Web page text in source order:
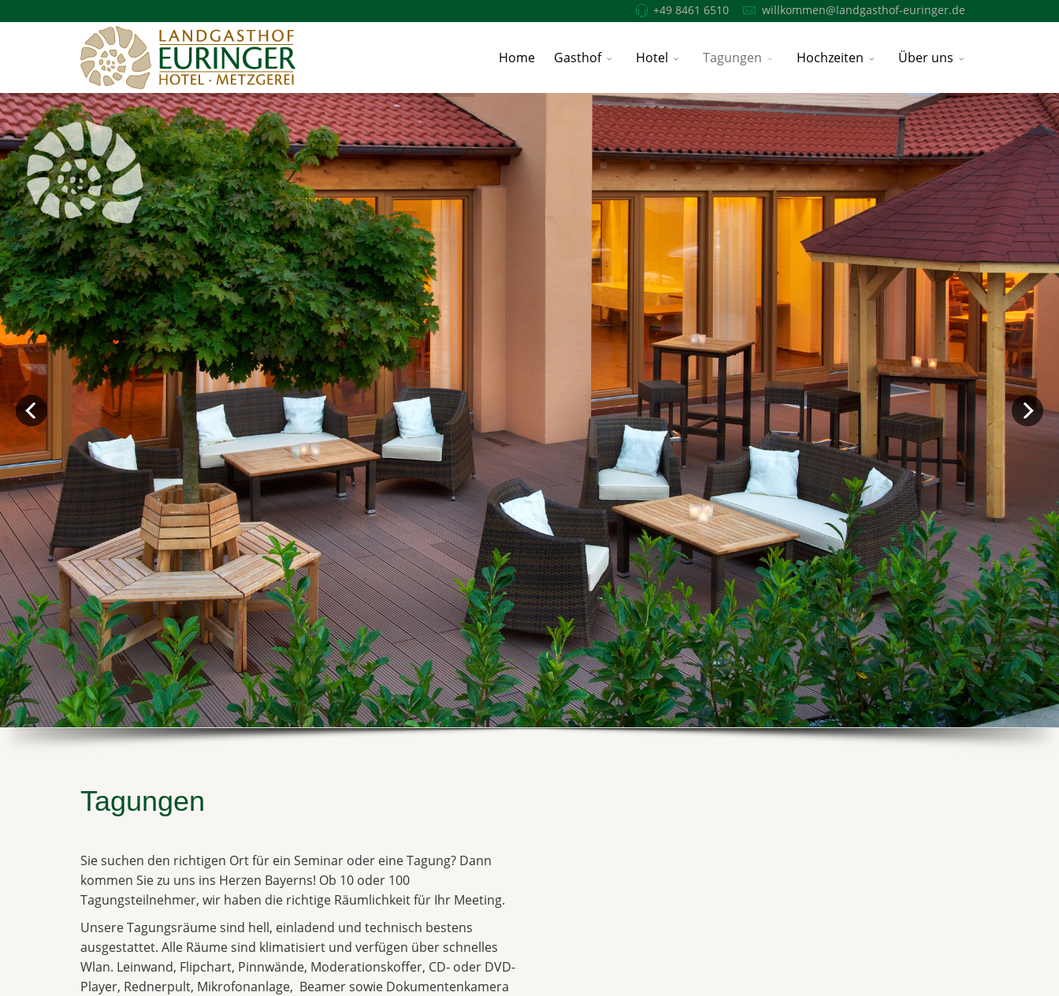
+49 8461 6510 willkommen@landgasthof-euringer.de
Home Gasthof Hotel Tagungen Hochzeiten Über uns
Tagungen
Sie suchen den richtigen Ort für ein Seminar oder eine Tagung? Dann
kommen Sie zu uns ins Herzen Bayerns! Ob 10 oder 100
Tagungsteilnehmer, wir haben die richtige Räumlichkeit für Ihr Meeting.
Unsere Tagungsräume sind hell, einladend und technisch bestens
ausgestattet. Alle Räume sind klimatisiert und verfügen über schnelles
Wlan. Leinwand, Flipchart, Pinnwände, Moderationskoffer, CD- oder DVD-
Player, Rednerpult, Mikrofonanlage, Beamer sowie Dokumentenkamera